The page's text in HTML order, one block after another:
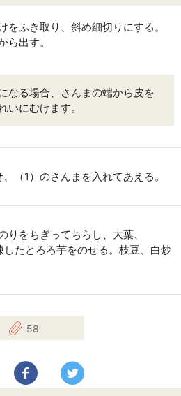
をふき取り、斜め細切りにする。
ら出す。
なる場合、さんまの端から皮を
いにむけます。
、（1）のさんまを入れてあえる。
りをちぎってちらし、大葉、
したとろろ芋をのせる。枝豆、白炒
58
で送る Facebookでシェアする